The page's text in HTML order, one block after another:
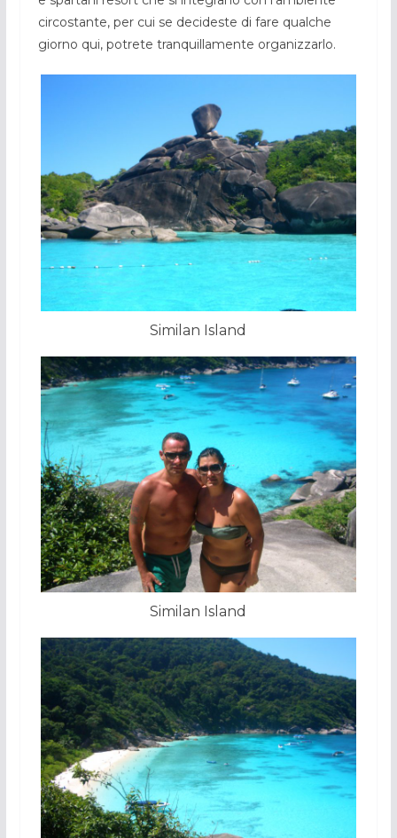
circostante, per cui se decideste di fare qualche
giorno qui, potrete tranquillamente organizzarlo.
Similan Island
Similan Island